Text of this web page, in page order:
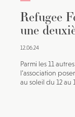
Refugee
une
12.06.24
Parmi les 11
l’association
au soleil du 12